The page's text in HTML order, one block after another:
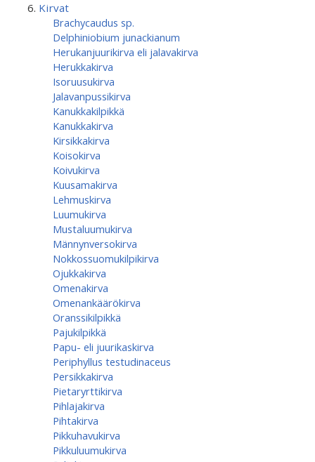
Kirvat
Brachycaudus sp.
Delphiniobium junackianum
Herukanjuurikirva eli jalavakirva
Herukkakirva
Isoruusukirva
Jalavanpussikirva
Kanukkakilpikkä
Kanukkakirva
Kirsikkakirva
Koisokirva
Koivukirva
Kuusamakirva
Lehmuskirva
Luumukirva
Mustaluumukirva
Männynversokirva
Nokkossuomukilpikirva
Ojukkakirva
Omenakirva
Omenankäärökirva
Oranssikilpikkä
Pajukilpikkä
Papu- eli juurikaskirva
Periphyllus testudinaceus
Persikkakirva
Pietaryrttikirva
Pihlajakirva
Pihtakirva
Pikkuhavukirva
Pikkuluumukirva